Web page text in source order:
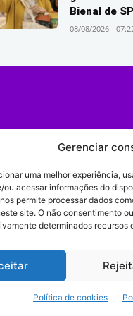
Gerenciar
uma melhor experiência,
ou acessar informações do
permite processar dados
site. O não consentimento
determinados recursos
Política de cookies
Bienal de SP
08/08/2026 -
digital.